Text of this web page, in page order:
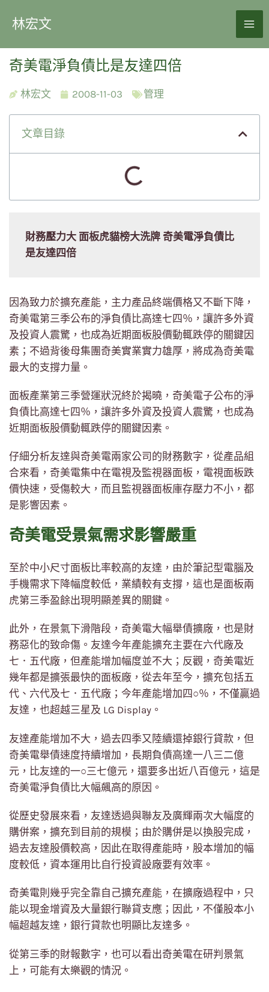
林宏文
奇美電淨負債比是友達四倍
林宏文 2008-11-03 管理
文章目錄
財務壓力大 面板虎貓榜大洗牌 奇美電淨負債比
是友達四倍
因為致力於擴充產能，主力產品終端價格又不斷下降，
奇美電第三季公布的淨負債比高達七四％，讓許多外資
及投資人震驚，也成為近期面板股價動輒跌停的關鍵因
素；不過背後母集團奇美實業實力雄厚，將成為奇美電
最大的支撐力量。
面板產業第三季營運狀況終於揭曉，奇美電子公布的淨
負債比高達七四％，讓許多外資及投資人震驚，也成為
近期面板股價動輒跌停的關鍵因素。
仔細分析友達與奇美電兩家公司的財務數字，從產品組
合來看，奇美電集中在電視及監視器面板，電視面板跌
價快速，受傷較大，而且監視器面板庫存壓力不小，都
是影響因素。
奇美電受景氣需求影響嚴重
至於中小尺寸面板比率較高的友達，由於筆記型電腦及
手機需求下降幅度較低，業績較有支撐，這也是面板兩
虎第三季盈餘出現明顯差異的關鍵。
此外，在景氣下滑階段，奇美電大幅舉債擴廠，也是財
務惡化的致命傷。友達今年產能擴充主要在六代廠及
七．五代廠，但產能增加幅度並不大；反觀，奇美電近
幾年都是擴張最快的面板廠，從去年至今，擴充包括五
代、六代及七．五代廠；今年產能增加四○％，不僅贏過
友達，也超越三星及 LG Display。
友達產能增加不大，過去四季又陸續還掉銀行貸款，但
奇美電舉債速度持續增加，長期負債高達一八三二億
元，比友達的一○三七億元，還要多出近八百億元，這是
奇美電淨負債比大幅飆高的原因。
從歷史發展來看，友達透過與聯友及廣輝兩次大幅度的
購併案，擴充到目前的規模；由於購併是以換股完成，
過去友達股價較高，因此在取得產能時，股本增加的幅
度較低，資本運用比自行投資設廠要有效率。
奇美電則幾乎完全靠自己擴充產能，在擴廠過程中，只
能以現金增資及大量銀行聯貸支應；因此，不僅股本小
幅超越友達，銀行貸款也明顯比友達多。
從第三季的財報數字，也可以看出奇美電在研判景氣
上，可能有太樂觀的情況。